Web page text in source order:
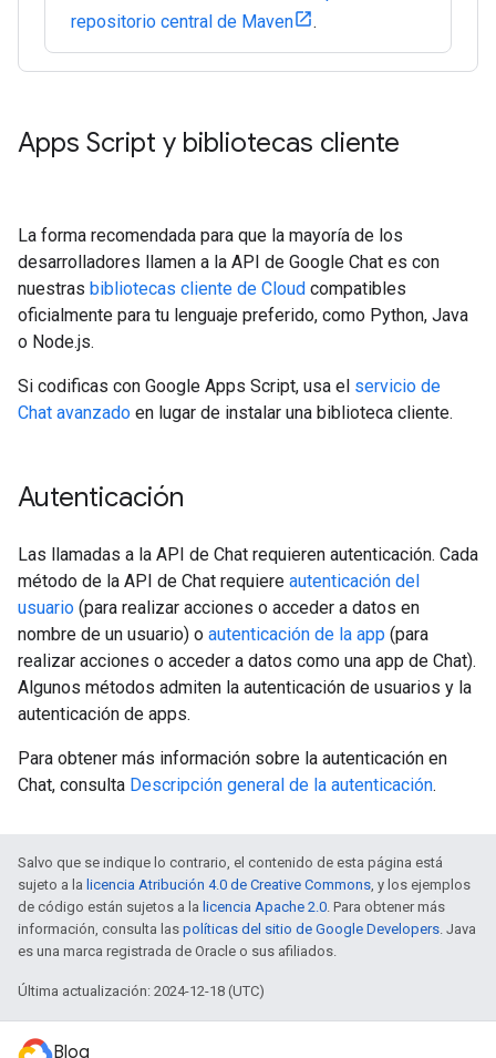
repositorio central de Maven
.
Apps Script y bibliotecas cliente
La forma recomendada para que la mayoría de los
desarrolladores llamen a la API de Google Chat es con
nuestras bibliotecas cliente de Cloud compatibles
oficialmente para tu lenguaje preferido, como Python, Java
o Node.js.
Si codificas con Google Apps Script, usa el servicio de
Chat avanzado en lugar de instalar una biblioteca cliente.
Autenticación
Las llamadas a la API de Chat requieren autenticación. Cada
método de la API de Chat requiere autenticación del
usuario (para realizar acciones o acceder a datos en
nombre de un usuario) o autenticación de la app (para
realizar acciones o acceder a datos como una app de Chat).
Algunos métodos admiten la autenticación de usuarios y la
autenticación de apps.
Para obtener más información sobre la autenticación en
Chat, consulta Descripción general de la autenticación.
Salvo que se indique lo contrario, el contenido de esta página está
sujeto a la licencia Atribución 4.0 de Creative Commons, y los ejemplos
de código están sujetos a la licencia Apache 2.0. Para obtener más
información, consulta las políticas del sitio de Google Developers. Java
es una marca registrada de Oracle o sus afiliados.
Última actualización: 2024-12-18 (UTC)
Blog